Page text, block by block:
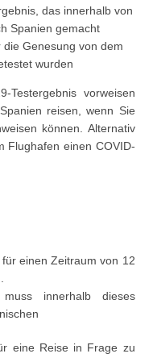
das innerhalb von
Spanien gemacht
Genesung von dem
wurden
Testergebnis vorweisen
reisen, wenn Sie
können. Alternativ
Flughafen einen COVID-
einen Zeitraum von 12
innerhalb dieses
eine Reise in Frage zu